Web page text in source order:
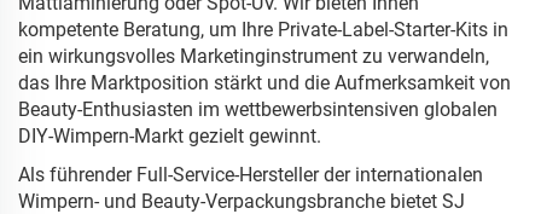
kompetente Beratung, um Ihre Private-Label-Starter-Kits in
ein wirkungsvolles Marketinginstrument zu verwandeln,
das Ihre Marktposition stärkt und die Aufmerksamkeit von
Beauty-Enthusiasten im wettbewerbsintensiven globalen
DIY-Wimpern-Markt gezielt gewinnt.
Als führender Full-Service-Hersteller der internationalen
Wimpern- und Beauty-Verpackungsbranche bietet SJ